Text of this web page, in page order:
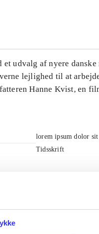
et udvalg af nyere
lejlighed til at
Hanne Kvist, en
lorem ipsum dolor
Tidsskrift